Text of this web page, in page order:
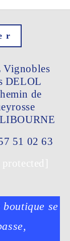
Vignobles
DELOL
de
URNE
51 02 63
se